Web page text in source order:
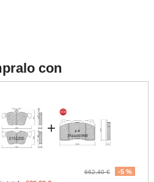
con
+
662,40 €
-5 %